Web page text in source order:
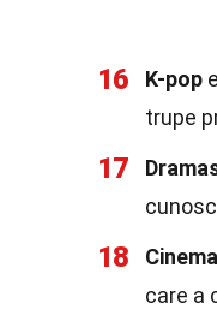
16 K-pop
trupe
17
18
care a